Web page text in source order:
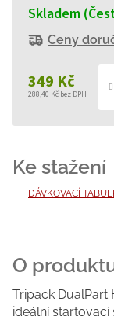
349 Kč
288,40 Kč bez DPH
cena:
Skladem
Ceny
DÁVKOVACÍ
Tripack DualPart
ideální startovací